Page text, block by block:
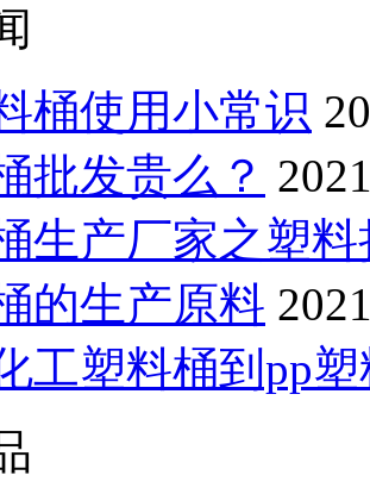
桶使用小常识
批发贵么？
生产厂家之塑
的生产原料
工塑料桶到pp